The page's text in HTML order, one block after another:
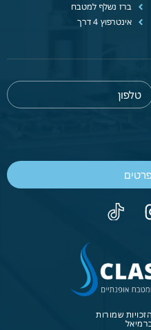
ברז נשלף למטבח
אינטרפוץ 4 דרך
שמורות